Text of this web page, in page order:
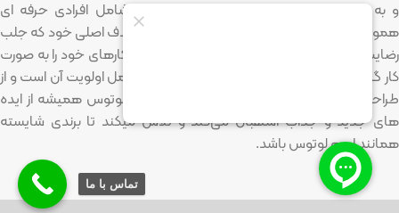
و به موفقیت و روشنایی میرسد .تیم لوتوس شامل افرادی حرفه ای
همواره تلاش می کند تا باخلاقیت و پشت کار به هدف اصلی خود که جلب
رضایت مشتری است دست پیدا کند.لوتوس تمام کارهای خود را به صورت
کار گروهی انجام داده و همواره کیفیت و سرعت عمل اولویت آن است و از
طراحی تا چاپ و اجرا در کنار مشتریان خود است.لوتوس همیشه از ایده
های جدید و جذاب استقبال می‌کند و تلاش میکند تا برندی شایسته
همانند اسم لوتوس باشد.
تماس با ما